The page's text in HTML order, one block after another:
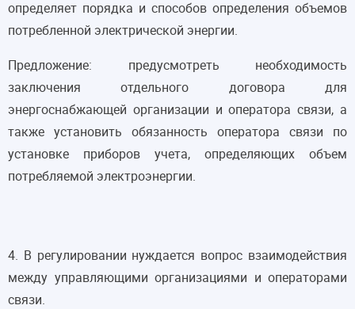
определяет порядка и способов определения объемов
потребленной электрической энергии.
Предложение: предусмотреть необходимость
заключения отдельного договора для
энергоснабжающей организации и оператора связи, а
также установить обязанность оператора связи по
установке приборов учета, определяющих объем
потребляемой электроэнергии.
4. В регулировании нуждается вопрос взаимодействия
между управляющими организациями и операторами
связи.